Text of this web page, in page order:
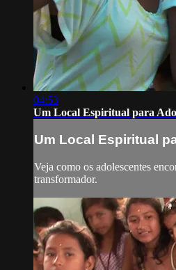
04:53
Um Local Espiritual para
Um Local Espiritual
Veja como os adolescentes
transformador.